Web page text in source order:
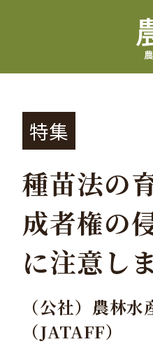
特集
種苗法の
成者権の
に注意し
（公社）農林
（JATAFF）